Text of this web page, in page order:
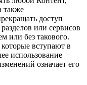
также
доступ
или сервисов
или без такового.
вступают в
использование
означает его